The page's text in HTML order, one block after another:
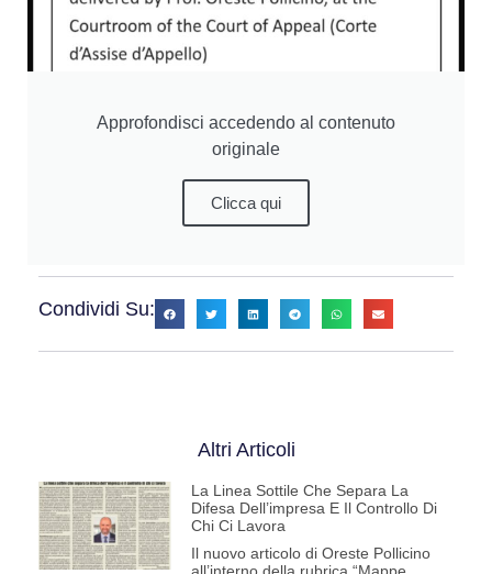
Approfondisci accedendo al contenuto
originale
Clicca qui
Condividi Su:
Altri Articoli
La Linea Sottile Che Separa La
Difesa Dell’impresa E Il Controllo Di
Chi Ci Lavora
Il nuovo articolo di Oreste Pollicino